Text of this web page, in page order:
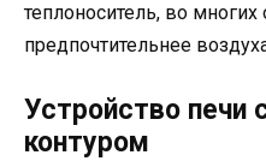
теплоноситель, во
предпочтительнее
Устройство печи
контуром